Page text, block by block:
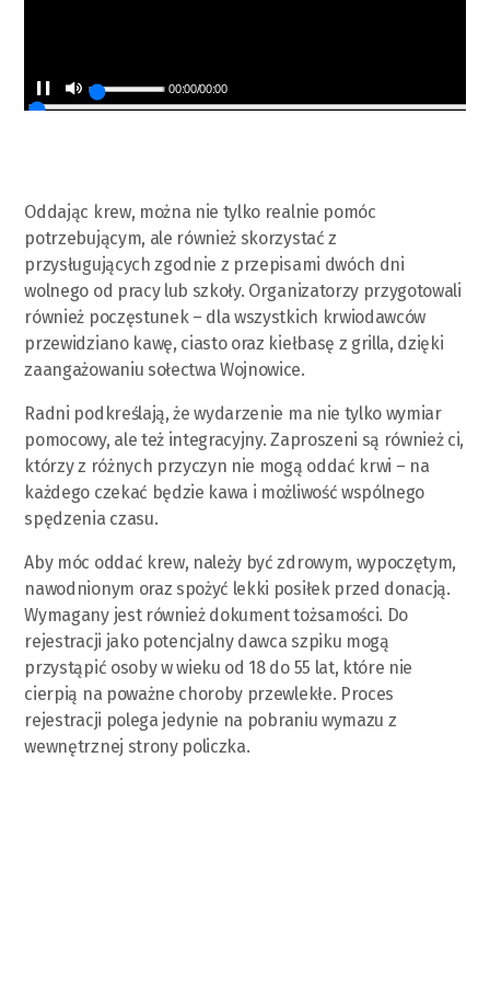
00:00/00:00
Oddając krew, można nie tylko realnie pomóc
potrzebującym, ale również skorzystać z
przysługujących zgodnie z przepisami dwóch dni
wolnego od pracy lub szkoły. Organizatorzy przygotowali
również poczęstunek – dla wszystkich krwiodawców
przewidziano kawę, ciasto oraz kiełbasę z grilla, dzięki
zaangażowaniu sołectwa Wojnowice.
Radni podkreślają, że wydarzenie ma nie tylko wymiar
pomocowy, ale też integracyjny. Zaproszeni są również ci,
którzy z różnych przyczyn nie mogą oddać krwi – na
każdego czekać będzie kawa i możliwość wspólnego
spędzenia czasu.
Aby móc oddać krew, należy być zdrowym, wypoczętym,
nawodnionym oraz spożyć lekki posiłek przed donacją.
Wymagany jest również dokument tożsamości. Do
rejestracji jako potencjalny dawca szpiku mogą
przystąpić osoby w wieku od 18 do 55 lat, które nie
cierpią na poważne choroby przewlekłe. Proces
rejestracji polega jedynie na pobraniu wymazu z
wewnętrznej strony policzka.